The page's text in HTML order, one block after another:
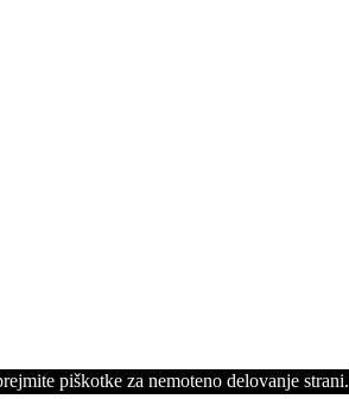
piškotke za nemoteno delovanje strani.